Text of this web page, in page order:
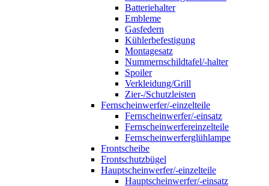
Batteriehalter
Embleme
Gasfedern
Kühlerbefestigung
Montagesatz
Nummernschildtafel/-halter
Spoiler
Verkleidung/Grill
Zier-/Schutzleisten
Fernscheinwerfer/-einzelteile
Fernscheinwerfer/-einsatz
Fernscheinwerfereinzelteile
Fernscheinwerferglühlampe
Frontscheibe
Frontschutzbügel
Hauptscheinwerfer/-einzelteile
Hauptscheinwerfer/-einsatz